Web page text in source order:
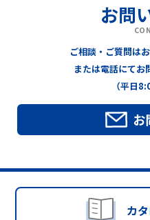
お問
ご相談・ご質問は
または電話にてお
（平日
お
カ